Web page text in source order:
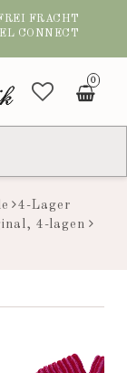
FRACHT
CONNECT
0
4-Lager
4-lagen